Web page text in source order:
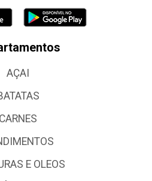
AÇAI
CARNES
E OLEOS